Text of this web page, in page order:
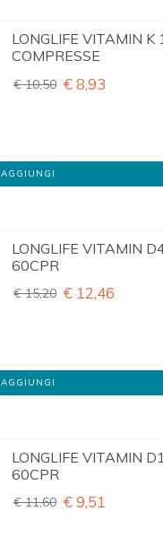
LONGLIFE VITAMIN K
COMPRESSE
€ 10,50 € 8,93
AGGIUNGI
LONGLIFE VITAMIN
60CPR
€ 15,20 € 12,46
AGGIUNGI
LONGLIFE VITAMIN
60CPR
€ 11,60 € 9,51